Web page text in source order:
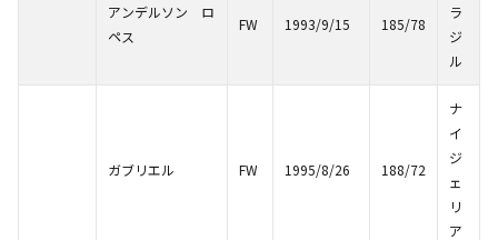
アンデルソン ロ
ペス
FW 1993/9/15 185/78
ラ
ジ
ル
ガブリエル FW 1995/8/26 188/72
ナ
イ
ジ
ェ
リ
ア